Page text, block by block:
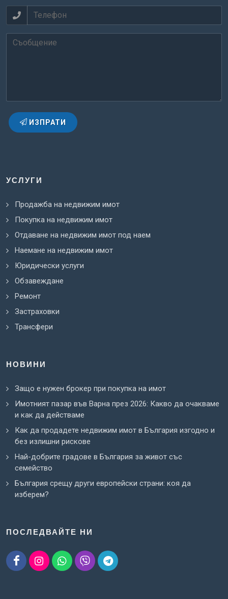
ПОСЛЕДВАЙТЕ НИ
УСЛУГИ
Продажба на недвижим имот
Покупка на недвижим имот
Отдаване на недвижим имот под наем
Наемане на недвижим имот
Юридически услуги
Обзавеждане
Ремонт
Застраховки
Трансфери
НОВИНИ
Защо е нужен брокер при покупка на имот
Имотният пазар във Варна през 2026: Какво да очакваме
и как да действаме
Как да продадете недвижим имот в България изгодно и
без излишни рискове
Най-добрите градове в България за живот със
семейство
България срещу други европейски страни: коя да
изберем?
ИЗПРАТИ